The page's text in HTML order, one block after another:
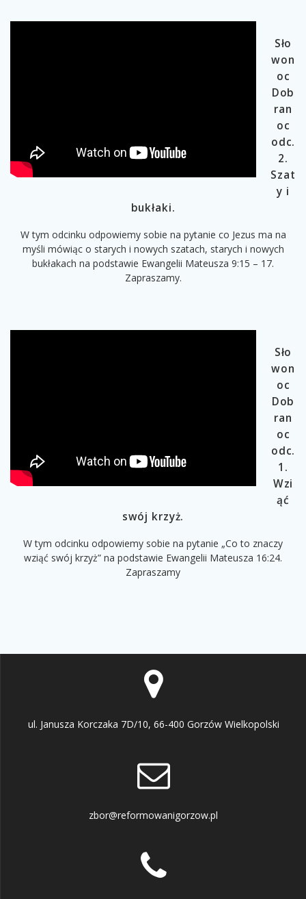
Sło
won
oc
Dob
ran
oc
odc.
2.
Szat
y i
bukłaki.
W tym odcinku odpowiemy sobie na pytanie co Jezus ma na
myśli mówiąc o starych i nowych szatach, starych i nowych
bukłakach na podstawie Ewangelii Mateusza 9:15 – 17.
Zapraszamy.
Sło
won
oc
Dob
ran
oc
odc.
1.
Wzi
ąć
swój krzyż.
W tym odcinku odpowiemy sobie na pytanie „Co to znaczy
wziąć swój krzyż” na podstawie Ewangelii Mateusza 16:24.
Zapraszamy
ul. Janusza Korczaka 7D/10, 66-400 Gorzów Wielkopolski
zbor@reformowanigorzow.pl